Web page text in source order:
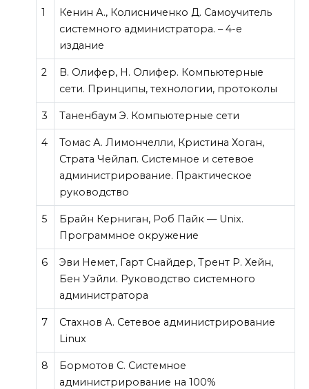
1
Кенин А., Колисниченко Д. Самоучитель
системного администратора. – 4-е
издание
2
В. Олифер, Н. Олифер. Компьютерные
сети. Принципы, технологии, протоколы
3 Таненбаум Э. Компьютерные сети
4
Томас А. Лимончелли, Кристина Хоган,
Страта Чейлап. Системное и сетевое
администрирование. Практическое
руководство
5
Брайн Керниган, Роб Пайк — Unix.
Программное окружение
6
Эви Немет, Гарт Снайдер, Трент Р. Хейн,
Бен Уэйли. Руководство системного
администратора
7
Стахнов А. Сетевое администрирование
Linux
8
Бормотов С. Системное
администрирование на 100%